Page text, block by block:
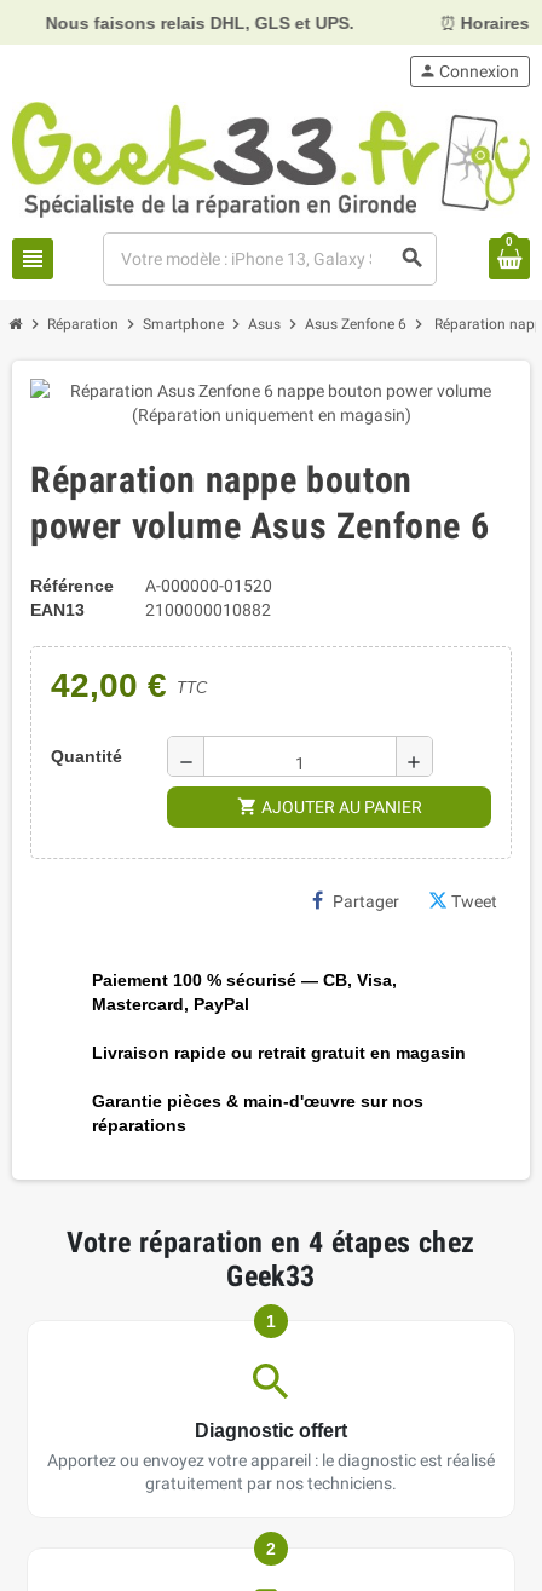
faisons relais DHL, GLS et UPS. Horaires :Mardi,
view_headline search
person Connexion
0
chevron_right Réparation chevron_right Smartphone chevron_right Asus chevron_right Asus Zenfone 6 chevron_right Réparation
Réparation nappe bouton
power volume Asus Zenfone 6
Référence
A-000000-01520
EAN13
2100000010882
42,00 € TTC
Quantité remove add
shopping_cart AJOUTER AU PANIER
Partager Tweet
Paiement 100 % sécurisé — CB, Visa,
Mastercard, PayPal
Livraison rapide ou retrait gratuit en magasin
Garantie pièces & main-d'œuvre sur nos
réparations
Votre réparation en 4 étapes chez
Geek33
1
Diagnostic offert
Apportez ou envoyez votre appareil : le diagnostic est réalisé
gratuitement par nos techniciens.
2